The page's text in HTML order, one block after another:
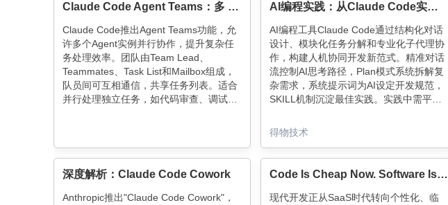
Claude Code Agent Teams：多 Agent 协作的正确打开方式
Claude Code推出Agent Teams功能，允
许多个Agent实例并行协作，提升复杂任
务处理效率。团队由Team Lead、
Teammates、Task List和Mailbox组成，
队员间可互相通信，共享任务列表。适合
并行处理独立任务，如代码审查、调试和
AI编程实践：从Claude Code实践到团队协作的优化思考
AI编程工具Claude Code通过结构化对话
设计、模块化任务分解和专业化子代理协
作，构建人机协同开发新范式。精准对话
流控制AI思考路径，Plan模式系统拆解复
杂需求，系统提示词为AI设定开发规范，
SKILL机制沉淀最佳实践。实践中需平衡
工作，AI处理标准化编码任务，形成"人类
主导+AI增效"的高效协作模式。
得物技术
深度解析：Claude Code Cowork
Anthropic推出"Claude Code Cowork"，
Code Is Cheap Now. Software Isn’t.
现代开发正从SaaS时代转向个性化、临